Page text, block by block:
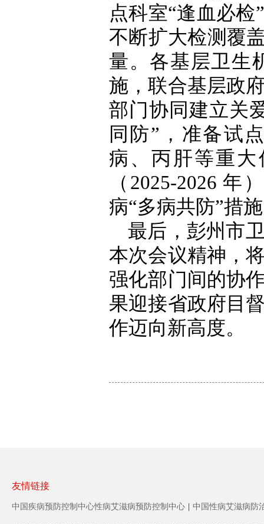
点科室“逢血必
不断扩大检测覆
量。各基层卫生
施，联合基层政
部门协同建立关
同防”，准备试
病、丙肝等重
（2025-2026
病“多病共防”措
最后，彭州市
本次会议精神，
强化部门间的协
果迎接省政府目
作迈向新高度。
友情链接
中国疾病预防控制中心性病艾滋病预防控制中心 中国性病艾滋病防